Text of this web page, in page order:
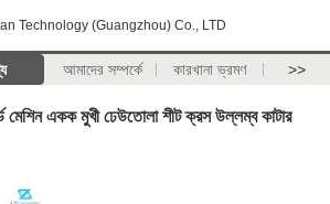
Technology (Guangzhou) Co., LTD
আমাদের সম্পর্কে কারখানা ভ্রমণ >>
একক মুখী ঢেউতোলা শীট ক্রস উল্লম্ব কাটার